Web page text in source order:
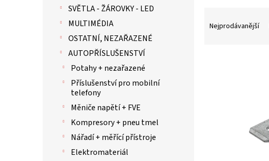
SVĚTLA - ŽÁROVKY - LED
MULTIMÉDIA
OSTATNÍ, NEZAŘAZENÉ
AUTOPŘÍSLUŠENSTVÍ
Potahy + nezařazené
Příslušenství pro mobilní
telefony
Měniče napětí + FVE
Kompresory + pneu tmel
Nářadí + měřící přístroje
Elektromateriál
Nejprodávanější